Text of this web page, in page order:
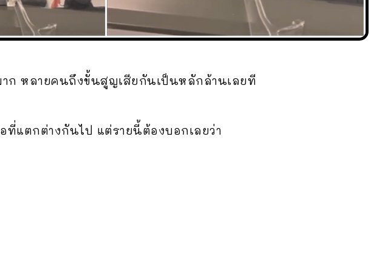
าก หลายคนถึงขั้นสูญเสียกันเป็นหลักล้านเลยที
แตกต่างกันไป แต่รายนี้ต้องบอกเลยว่า